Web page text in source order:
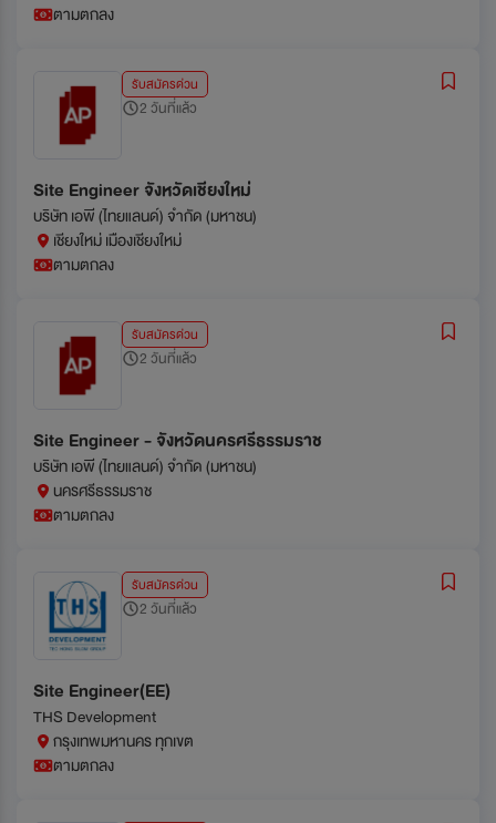
ตามตกลง
รับสมัครด่วน
2 วันที่แล้ว
Site Engineer จังหวัดเชียงใหม่
บริษัท เอพี (ไทยแลนด์) จำกัด (มหาชน)
เชียงใหม่ เมืองเชียงใหม่
ตามตกลง
รับสมัครด่วน
2 วันที่แล้ว
Site Engineer - จังหวัดนครศรีธรรมราช
บริษัท เอพี (ไทยแลนด์) จำกัด (มหาชน)
นครศรีธรรมราช
ตามตกลง
รับสมัครด่วน
2 วันที่แล้ว
Site Engineer(EE)
THS Development
กรุงเทพมหานคร ทุกเขต
ตามตกลง